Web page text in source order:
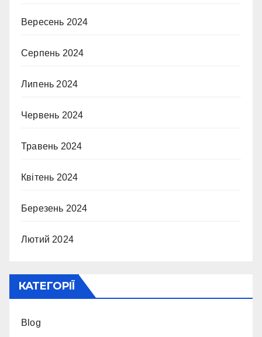
Вересень 2024
Серпень 2024
Липень 2024
Червень 2024
Травень 2024
Квітень 2024
Березень 2024
Лютий 2024
КАТЕГОРІЇ
Blog